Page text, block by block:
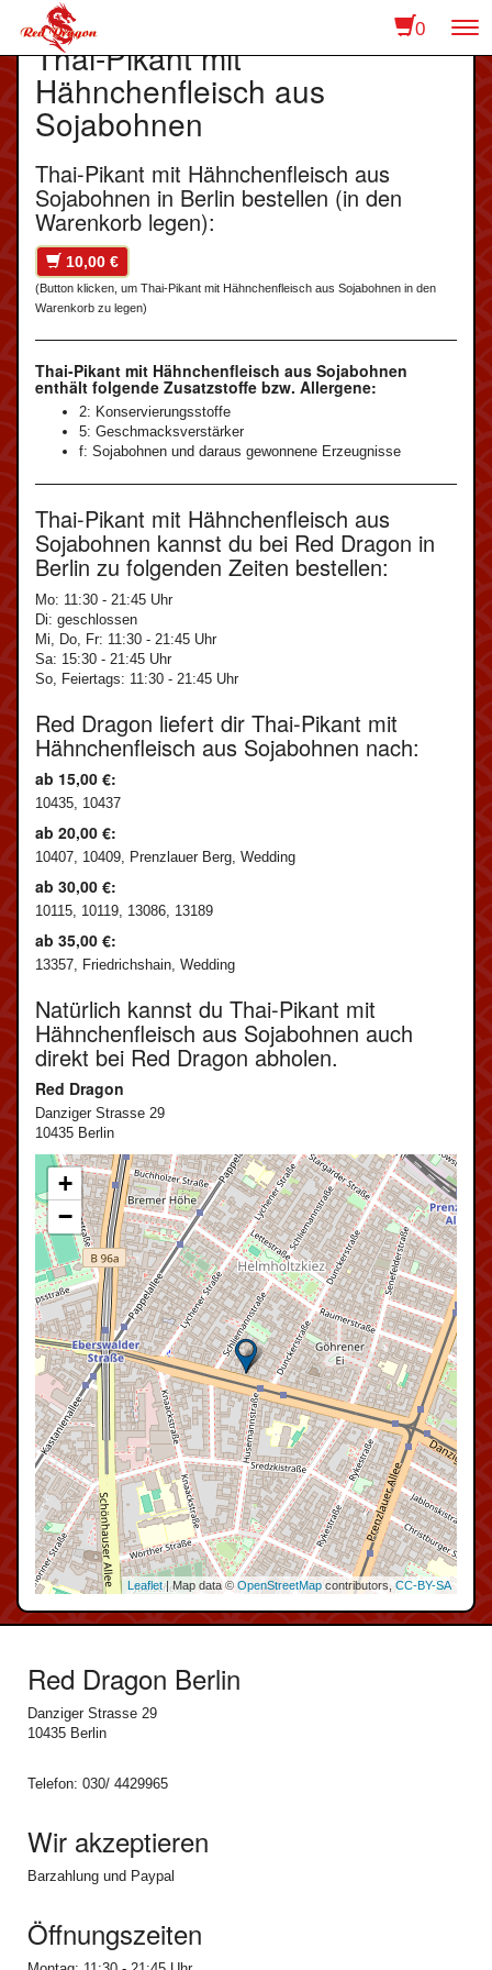
0
Thai-Pikant mit
Hähnchenfleisch aus
Sojabohnen
Thai-Pikant mit Hähnchenfleisch aus
Sojabohnen in Berlin bestellen (in den
Warenkorb legen):
10,00 €
(Button klicken, um Thai-Pikant mit Hähnchenfleisch aus Sojabohnen in den
Warenkorb zu legen)
Thai-Pikant mit Hähnchenfleisch aus Sojabohnen
enthält folgende Zusatzstoffe bzw. Allergene:
2: Konservierungsstoffe
5: Geschmacksverstärker
f: Sojabohnen und daraus gewonnene Erzeugnisse
Thai-Pikant mit Hähnchenfleisch aus
Sojabohnen kannst du bei Red Dragon in
Berlin zu folgenden Zeiten bestellen:
Mo: 11:30 - 21:45 Uhr
Di: geschlossen
Mi, Do, Fr: 11:30 - 21:45 Uhr
Sa: 15:30 - 21:45 Uhr
So, Feiertags: 11:30 - 21:45 Uhr
Red Dragon liefert dir Thai-Pikant mit
Hähnchenfleisch aus Sojabohnen nach:
ab 15,00 €:
10435, 10437
ab 20,00 €:
10407, 10409, Prenzlauer Berg, Wedding
ab 30,00 €:
10115, 10119, 13086, 13189
ab 35,00 €:
13357, Friedrichshain, Wedding
Natürlich kannst du Thai-Pikant mit
Hähnchenfleisch aus Sojabohnen auch
direkt bei Red Dragon abholen.
Red Dragon
Danziger Strasse 29
10435 Berlin
+
−
Leaflet| Map data ©OpenStreetMap contributors, CC-BY-SA
Red Dragon Berlin
Danziger Strasse 29
10435 Berlin
Telefon: 030/ 4429965
Wir akzeptieren
Barzahlung und Paypal
Öffnungszeiten